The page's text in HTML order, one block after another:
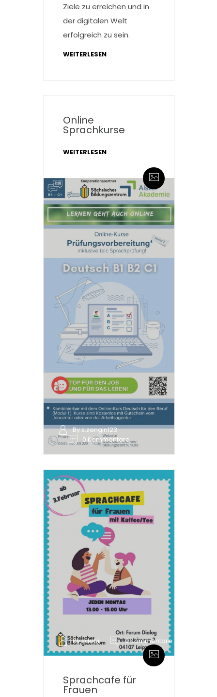
Ziele zu erreichen und in
der digitalen Welt
erfolgreich zu sein.
WEITERLESEN
Online
Sprachkurse
WEITERLESEN
By s.zengin123
0 Kommentare
By saebil 0 Kommentare
Sprachcafe für
Frauen